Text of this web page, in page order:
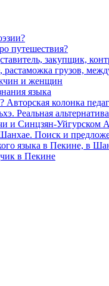
путешествия?
закупщик,
грузов,
и женщин
языка
Авторская колонка
Реальная
и Синцзян-Уйгурском
Поиск и
языка в Пекине, в
в Пекине